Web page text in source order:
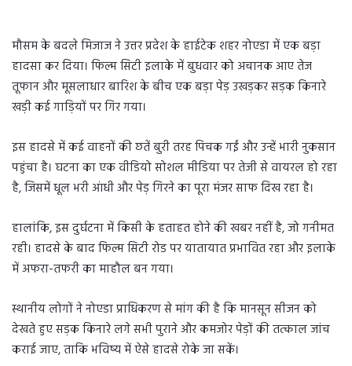
मौसम के बदले मिजाज ने उत्तर प्रदेश के हाईटेक शहर नोएडा में एक बड़ा
हादसा कर दिया। फिल्म सिटी इलाके में बुधवार को अचानक आए तेज
तूफान और मूसलाधार बारिश के बीच एक बड़ा पेड़ उखड़कर सड़क किनारे
खड़ी कई गाड़ियों पर गिर गया।
इस हादसे में कई वाहनों की छतें बुरी तरह पिचक गईं और उन्हें भारी नुकसान
पहुंचा है। घटना का एक वीडियो सोशल मीडिया पर तेजी से वायरल हो रहा
है, जिसमें धूल भरी आंधी और पेड़ गिरने का पूरा मंजर साफ दिख रहा है।
हालांकि, इस दुर्घटना में किसी के हताहत होने की खबर नहीं है, जो गनीमत
रही। हादसे के बाद फिल्म सिटी रोड पर यातायात प्रभावित रहा और इलाके
में अफरा-तफरी का माहौल बन गया।
स्थानीय लोगों ने नोएडा प्राधिकरण से मांग की है कि मानसून सीजन को
देखते हुए सड़क किनारे लगे सभी पुराने और कमजोर पेड़ों की तत्काल जांच
कराई जाए, ताकि भविष्य में ऐसे हादसे रोके जा सकें।